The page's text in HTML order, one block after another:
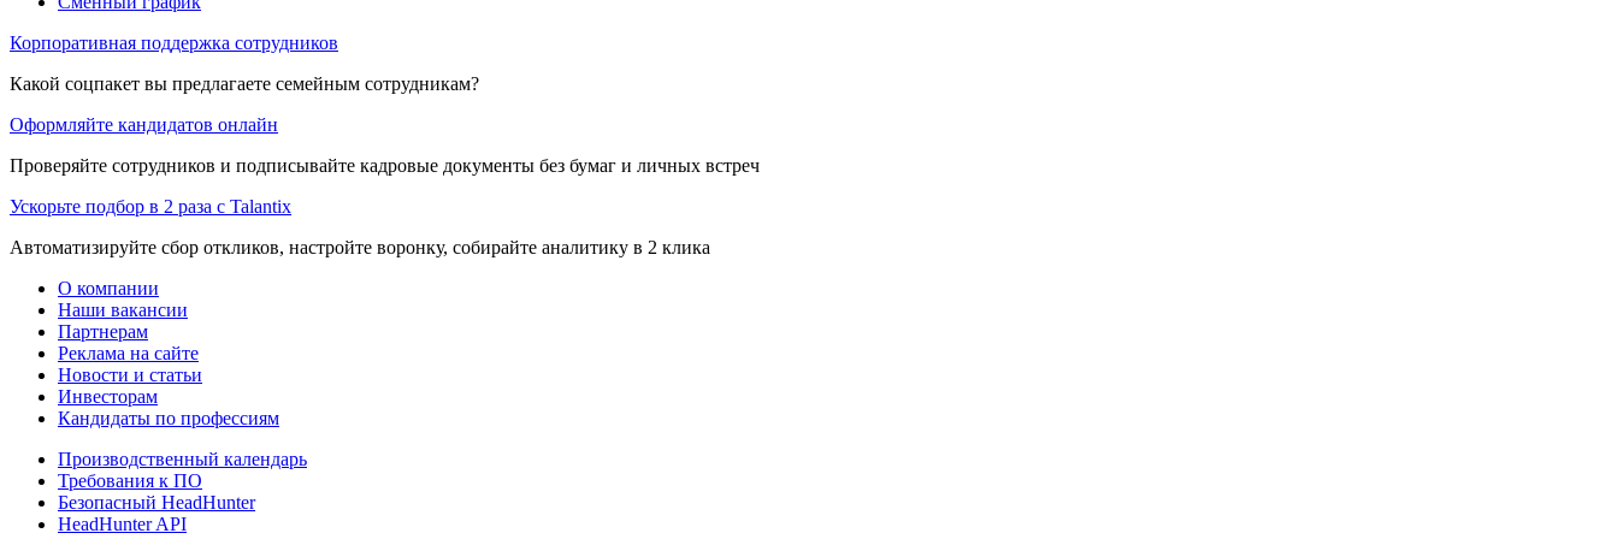
Корпоративная поддержка сотрудников
Какой соцпакет вы предлагаете семейным сотрудникам?
Оформляйте кандидатов онлайн
Проверяйте сотрудников и подписывайте кадровые документы без бумаг и личных встреч
Ускорьте подбор в 2 раза с Talantix
Автоматизируйте сбор откликов, настройте воронку, собирайте аналитику в 2 клика
О компании
Наши вакансии
Партнерам
Реклама на сайте
Новости и статьи
Инвесторам
Кандидаты по профессиям
Производственный календарь
Требования к ПО
Безопасный HeadHunter
HeadHunter API